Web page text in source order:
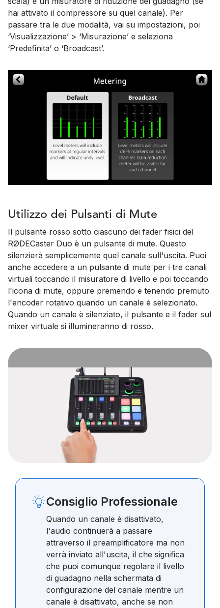
hai attivato il compressore su quel canale). Per
passare tra le due modalità, vai su impostazioni, poi
‘Visualizzazione’ > ‘Misurazione’ e seleziona
‘Predefinita’ o ‘Broadcast’.
Utilizzo dei Pulsanti di Mute
Il pulsante rosso sotto ciascuno dei fader fisici del
RØDECaster Duo è un pulsante di mute. Questo
silenzierà semplicemente quel canale sull'uscita. Puoi
anche accedere a un pulsante di mute per i tre canali
virtuali toccando il misuratore di livello e poi toccando
l'icona di mute, oppure premendo e tenendo premuto
l'encoder rotativo quando un canale è selezionato.
Quando un canale è silenziato, il pulsante e il fader sul
mixer virtuale si illumineranno di rosso.
Consiglio Professionale
Quando un canale è disattivato,
l'audio continuerà a passare
attraverso il preamplificatore ma non
verrà inviato all'uscita, il che significa
che puoi comunque regolare il livello
di guadagno nella schermata di
configurazione del canale mentre un
canale è disattivato, anche se non